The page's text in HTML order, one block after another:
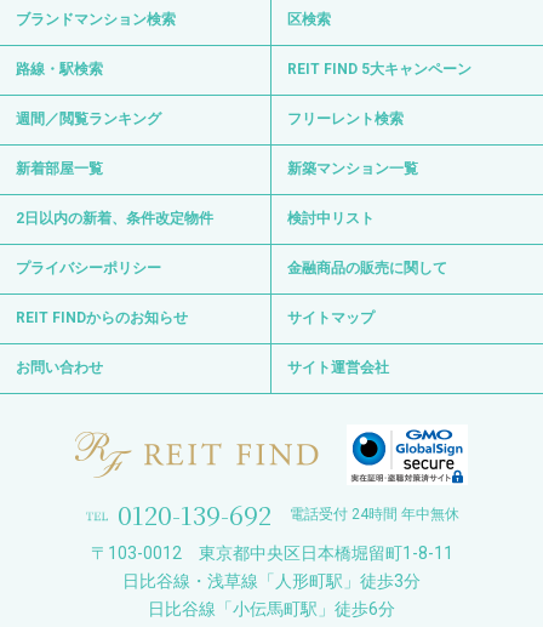
ブランドマンション検索 区検索
路線・駅検索 REIT FIND 5大キャンペーン
週間／閲覧ランキング フリーレント検索
新着部屋一覧 新築マンション一覧
2日以内の新着、条件改定物件 検討中リスト
プライバシーポリシー 金融商品の販売に関して
REIT FINDからのお知らせ サイトマップ
お問い合わせ サイト運営会社
0120-139-692 電話受付 24時間 年中無休
〒103-0012 東京都中央区日本橋堀留町1-8-11
日比谷線・浅草線「人形町駅」徒歩3分
日比谷線「小伝馬町駅」徒歩6分